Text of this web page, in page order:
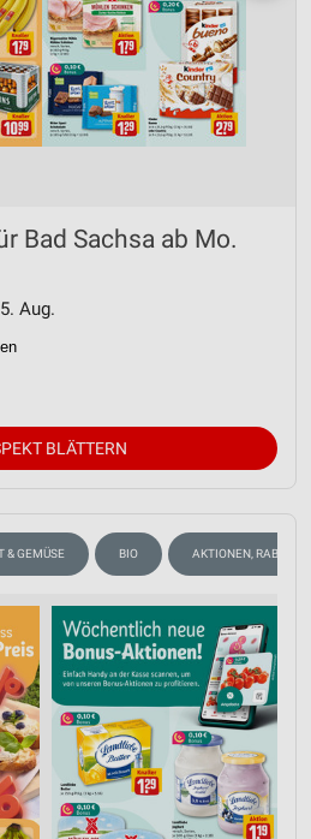
Bad Sachsa ab Mo.
Aug.
BLÄTTERN
& GEMÜSE BIO AKTIONEN, RABATTE